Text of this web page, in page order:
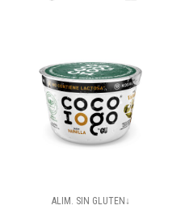
ALIM. SIN GLUTEN↓